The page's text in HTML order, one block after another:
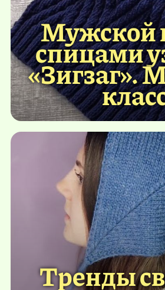
Мужской
спицами
«Зигзаг».
Тренды